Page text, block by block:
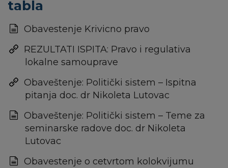
tabla
Obavestenje Krivicno pravo
REZULTATI ISPITA: Pravo i regulativa
lokalne samouprave
Obaveštenje: Politički sistem – Ispitna
pitanja doc. dr Nikoleta Lutovac
Obaveštenje: Politički sistem – Teme za
seminarske radove doc. dr Nikoleta
Lutovac
Obavestenje o cetvrtom kolokvijumu